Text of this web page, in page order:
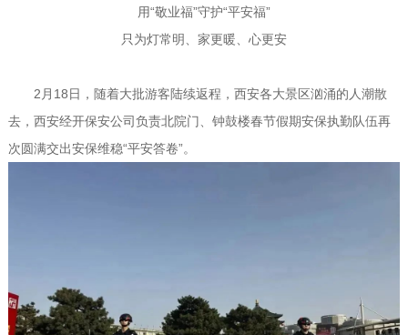
用“敬业福”守护“平安福”
只为灯常明、家更暖、心更安
2月18日，随着大批游客陆续返程，西安各大景区汹涌的人潮散
去，西安经开保安公司负责北院门、钟鼓楼春节假期安保执勤队伍再
次圆满交出安保维稳“平安答卷”。